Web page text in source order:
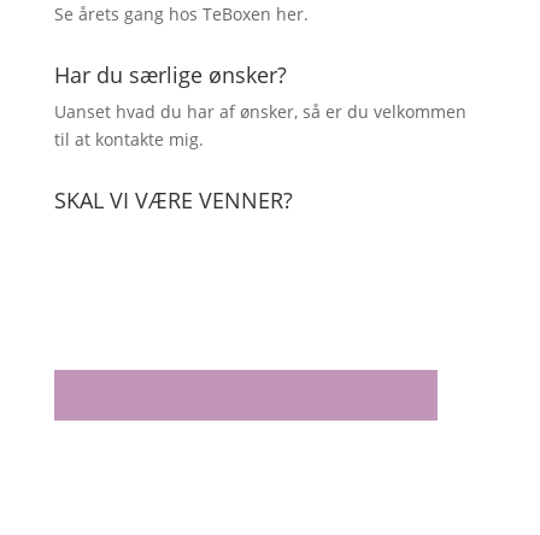
Se årets gang hos TeBoxen her.
Har du særlige ønsker?
Uanset hvad du har af ønsker, så er du velkommen
til at kontakte mig.
SKAL VI VÆRE VENNER?